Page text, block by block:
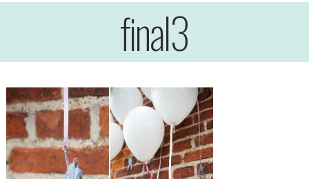
final3